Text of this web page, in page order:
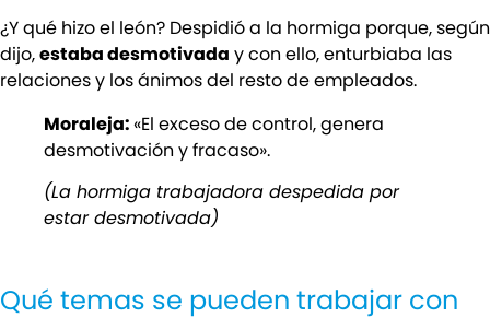
¿Y qué hizo el león? Despidió a la hormiga porque, según
dijo,estaba desmotivada y con ello, enturbiaba las
relaciones y los ánimos del resto de empleados.
Moraleja:«El exceso de control, genera
desmotivación y fracaso».
(La hormiga trabajadora despedida por
estar desmotivada)
Qué temas se pueden trabajar con